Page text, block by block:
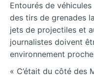
Entourés de
des tirs de grenades
jets de projectiles et
journalistes doivent
environnement
« C’était du côté des